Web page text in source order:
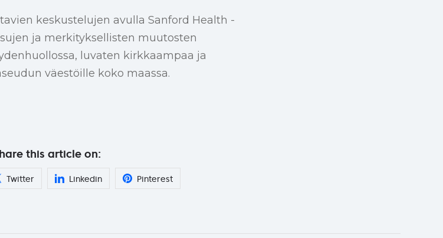
keskustelujen avulla Sanford Health -
ja merkityksellisten muutosten
luvaten kirkkaampaa ja
väestöille koko maassa.
this article on:
Twitter Linkedin Pinterest